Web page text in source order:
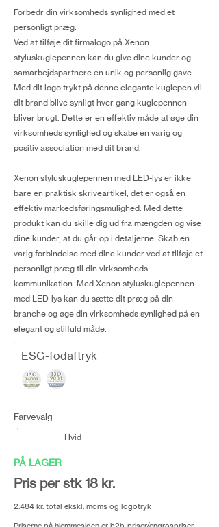
Forbedr din virksomheds synlighed med et
personligt præg:
Ved at tilføje dit firmalogo på Xenon
styluskuglepennen kan du give dine kunder og
samarbejdspartnere en unik og personlig gave.
Med dit logo trykt på denne elegante kuglepen vil
dit brand blive synligt hver gang kuglepennen
bliver brugt. Dette er en effektiv måde at øge din
virksomheds synlighed og skabe en varig og
positiv association med dit brand.
Xenon styluskuglepennen med LED-lys er ikke
bare en praktisk skriveartikel, det er også en
effektiv markedsføringsmulighed. Med dette
produkt kan du skille dig ud fra mængden og vise
dine kunder, at du går op i detaljerne. Skab en
varig forbindelse med dine kunder ved at tilføje et
personligt præg til din virksomheds
kommunikation. Med Xenon styluskuglepennen
med LED-lys kan du sætte dit præg på din
branche og øge din virksomheds synlighed på en
elegant og stilfuld måde.
ESG-fodaftryk
Farvevalg
Hvid
PÅ LAGER
Pris per stk 18 kr.
2.484 kr. total ekskl. moms og logotryk